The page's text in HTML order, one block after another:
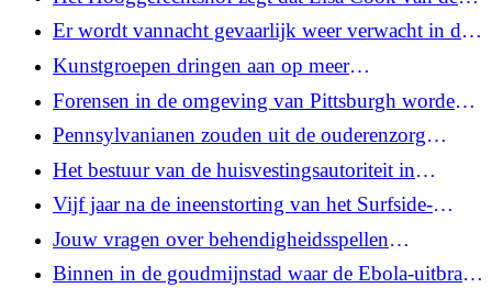
immigratiebeslissing van het Hooggerechtshof
Fed voorlopig haar baan kan behouden
Er wordt vannacht gevaarlijk weer verwacht in de
omgeving van Pittsburgh
Kunstgroepen dringen aan op meer
staatsfinanciering nadat de Pa.-raad belangrijke
programma's heeft beëindigd
Forensen in de omgeving van Pittsburgh worden
dringend verzocht vooruit te plannen voor de
sluiting van de I-376
Pennsylvanianen zouden uit de ouderenzorg
kunnen worden geprijsd. Dementie kost minder in
Japan.
Het bestuur van de huisvestingsautoriteit in
Pittsburgh verlengt het contract van de uitvoerend
directeur met drie maanden
Vijf jaar na de ineenstorting van het Surfside-
appartement blijft de tol van de tragedie bestaan
Jouw vragen over behendigheidsspellen
beantwoord
Binnen in de goudmijnstad waar de Ebola-uitbraak